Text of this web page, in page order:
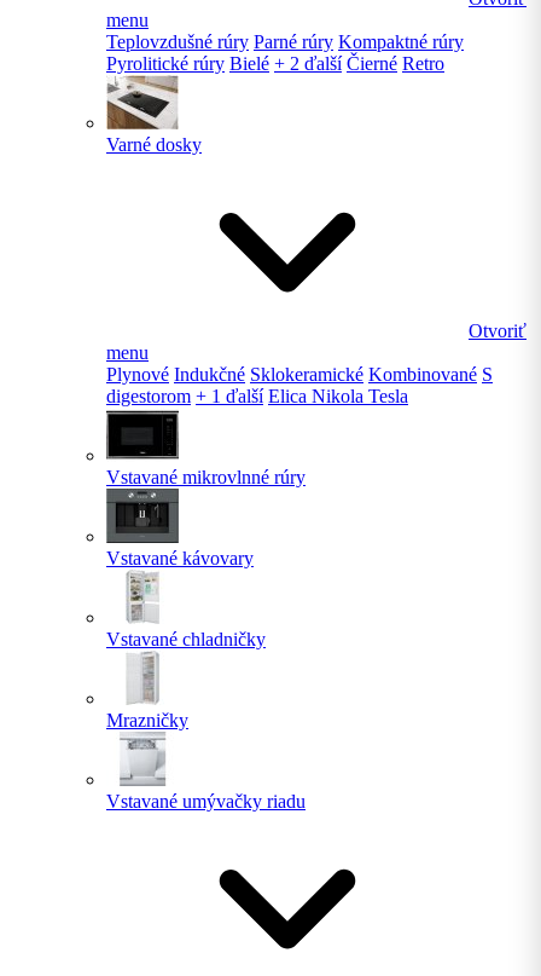
menu
Teplovzdušné rúry Parné rúry Kompaktné rúry
Pyrolitické rúry Bielé + 2 ďalší Čierné Retro
Varné dosky
Otvoriť
menu
Plynové Indukčné Sklokeramické Kombinované S
digestorom + 1 ďalší Elica Nikola Tesla
Vstavané mikrovlnné rúry
Vstavané kávovary
Vstavané chladničky
Mrazničky
Vstavané umývačky riadu